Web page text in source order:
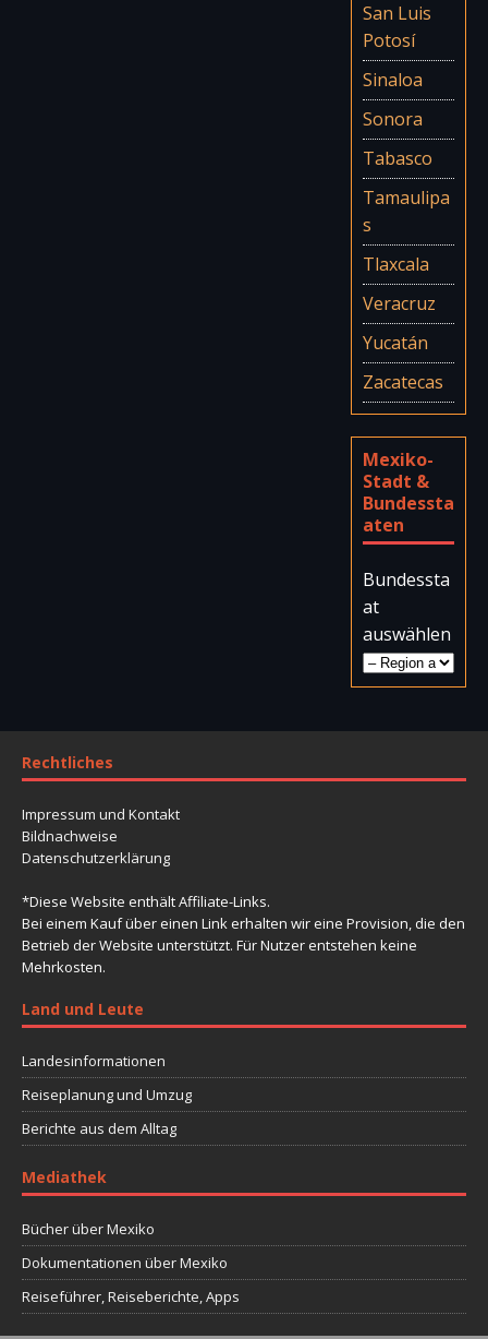
San Luis
Potosí
Sinaloa
Sonora
Tabasco
Tamaulipa
s
Tlaxcala
Veracruz
Yucatán
Zacatecas
Mexiko-
Stadt &
Bundessta
aten
Bundessta
at
auswählen
Rechtliches
Impressum und Kontakt
Bildnachweise
Datenschutzerklärung
*Diese Website enthält Affiliate-Links.
Bei einem Kauf über einen Link erhalten wir eine Provision, die den
Betrieb der Website unterstützt. Für Nutzer entstehen keine
Mehrkosten.
Land und Leute
Landesinformationen
Reiseplanung und Umzug
Berichte aus dem Alltag
Mediathek
Bücher über Mexiko
Dokumentationen über Mexiko
Reiseführer, Reiseberichte, Apps